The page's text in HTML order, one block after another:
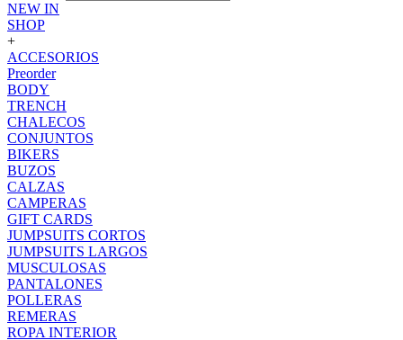
NEW IN
SHOP
+
ACCESORIOS
Preorder
BODY
TRENCH
CHALECOS
CONJUNTOS
BIKERS
BUZOS
CALZAS
CAMPERAS
GIFT CARDS
JUMPSUITS CORTOS
JUMPSUITS LARGOS
MUSCULOSAS
PANTALONES
POLLERAS
REMERAS
ROPA INTERIOR